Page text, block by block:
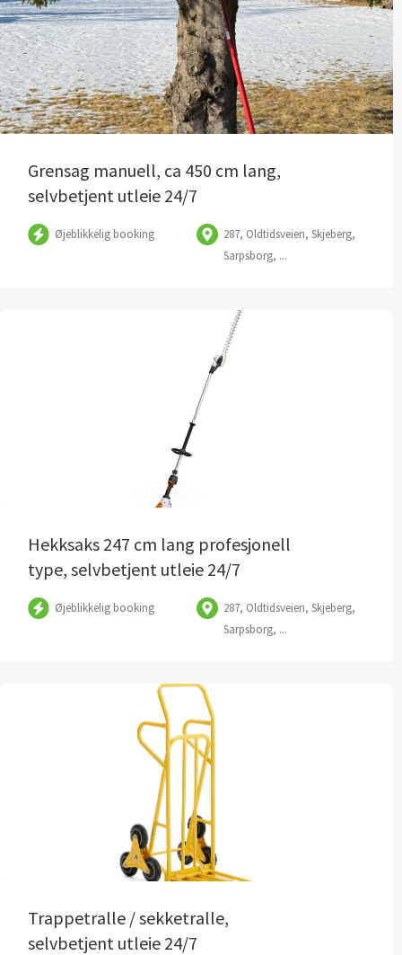
Grensag manuell, ca 450 cm lang,
selvbetjent utleie 24/7
Øjeblikkelig booking
287, Oldtidsveien, Skjeberg,
Sarpsborg, ...
Hekksaks 247 cm lang profesjonell
type, selvbetjent utleie 24/7
Øjeblikkelig booking
287, Oldtidsveien, Skjeberg,
Sarpsborg, ...
Trappetralle / sekketralle,
selvbetjent utleie 24/7